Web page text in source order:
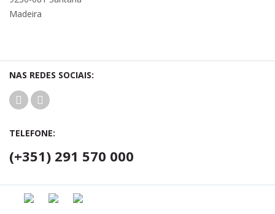
Madeira
NAS REDES SOCIAIS:
TELEFONE:
(+351) 291 570 000